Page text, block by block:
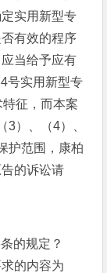
实用新型专
有效的程序
当给予应有
号实用新型专
征，而本案
3）、（4）、
护范围，康柏
的诉讼请
的规定？
的内容为